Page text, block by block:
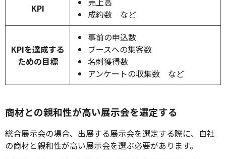
KPI
成約数 など
KPIを達成する
ための目標
事前の申込数
ブースへの集客数
名刺獲得数
アンケートの収集数 など
商材との親和性が高い展示会を選定する
総合展示会の場合、出展する展示会を選定する際に、自社
の商材と親和性が高い展示会を選ぶ必要があります。